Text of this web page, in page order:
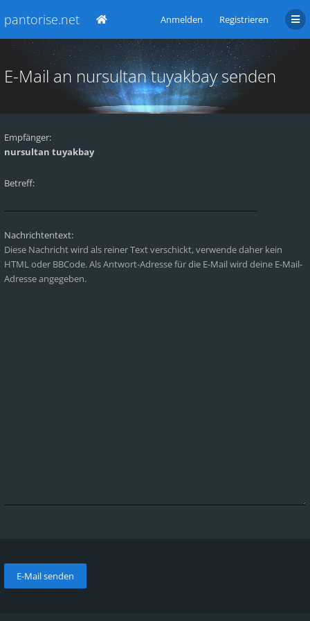
pantorise.net Anmelden Registrieren
E-Mail an nursultan tuyakbay senden
Empfänger:
nursultan tuyakbay
Betreff:
Nachrichtentext:
Diese Nachricht wird als reiner Text verschickt, verwende daher kein
HTML oder BBCode. Als Antwort-Adresse für die E-Mail wird deine E-Mail-
Adresse angegeben.